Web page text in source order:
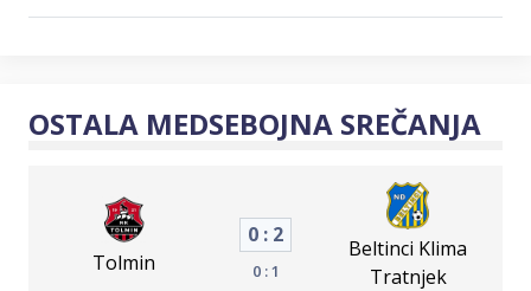
OSTALA MEDSEBOJNA SREČANJA
Tolmin
0 : 2
0 : 1
Beltinci Klima
Tratnjek